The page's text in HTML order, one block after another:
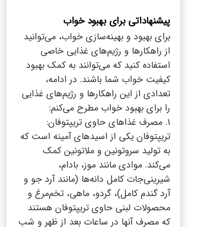
پیشنهاداتی برای بهبود خواب
برای بهبود و بهینه‌سازی خواب، می‌توانید
از راهکارها و رژیم‌های غذایی خاصی
استفاده کنید که می‌توانند به کمک بهبود
کیفیت خواب شما باشند. در ادامه،
تعدادی از این راهکارها و رژیم‌های غذایی
را برای بهبود خواب مطرح می‌کنم:
1. مصرف غذاهای حاوی تریپتوفان:
تریپتوفان یکی از اسیدهای آمینه است که
به تولید سروتونین و ملاتونین کمک
می‌کند. موادی مانند موز، بادام،
شیرینی‌جات کامل دانه‌ها (مانند آرد جو و
آرد گندم کامل)، گردو، ماهی، تخم‌مرغ و
محصولات لبنی حاوی تریپتوفان هستند
که مصرف آنها در ساعات بعد از ظهر و شب